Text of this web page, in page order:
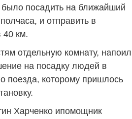
посадить на ближайший
и отправить в
40 км.
отдельную комнату, напоил
на посадку людей в
поезда, которому пришлось
Харченко ипомощник